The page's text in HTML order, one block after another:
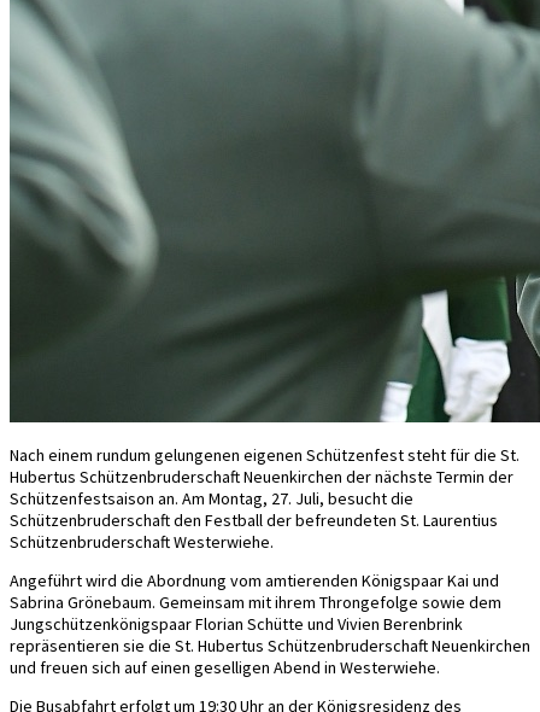
Nach einem rundum gelungenen eigenen Schützenfest steht für die St.
Hubertus Schützenbruderschaft Neuenkirchen der nächste Termin der
Schützenfestsaison an. Am Montag, 27. Juli, besucht die
Schützenbruderschaft den Festball der befreundeten St. Laurentius
Schützenbruderschaft Westerwiehe.
Angeführt wird die Abordnung vom amtierenden Königspaar Kai und
Sabrina Grönebaum. Gemeinsam mit ihrem Throngefolge sowie dem
Jungschützenkönigspaar Florian Schütte und Vivien Berenbrink
repräsentieren sie die St. Hubertus Schützenbruderschaft Neuenkirchen
und freuen sich auf einen geselligen Abend in Westerwiehe.
Die Busabfahrt erfolgt um 19:30 Uhr an der Königsresidenz des